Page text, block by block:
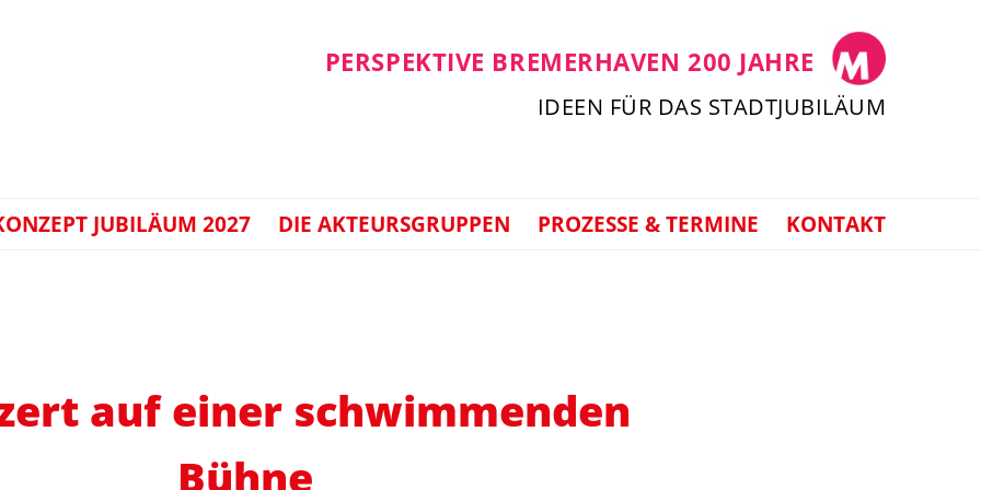
PERSPEKTIVE BREMERHAVEN 200 JAHRE
IDEEN FÜR DAS STADTJUBILÄUM
JUBILÄUM 2027 DIE AKTEURSGRUPPEN PROZESSE & TERMINE KONTAKT
auf einer schwimmenden
Bühne